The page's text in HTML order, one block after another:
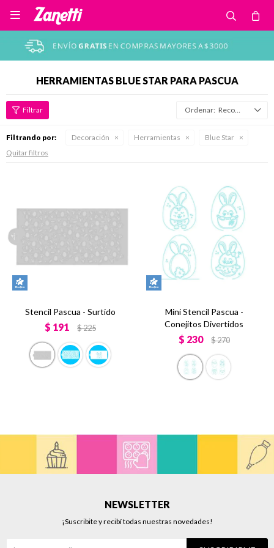

HERRAMIENTAS BLUE STAR PARA PASCUA
Recomendados
Filtrando por: Decoración Herramientas
Blue Star
Quitar filtros
Stencil Pascua - Surtido
$ 191 $225
Mini Stencil Pascua -
Conejitos Divertidos
$ 230 $270
NEWSLETTER
¡Suscribite y recibí todas nuestras novedades!